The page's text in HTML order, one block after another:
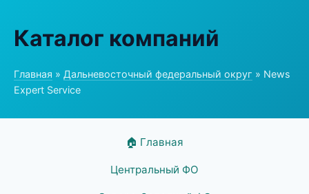
Каталог компаний
Главная » Дальневосточный федеральный округ » News
Expert Service
🏠 Главная
Центральный ФО